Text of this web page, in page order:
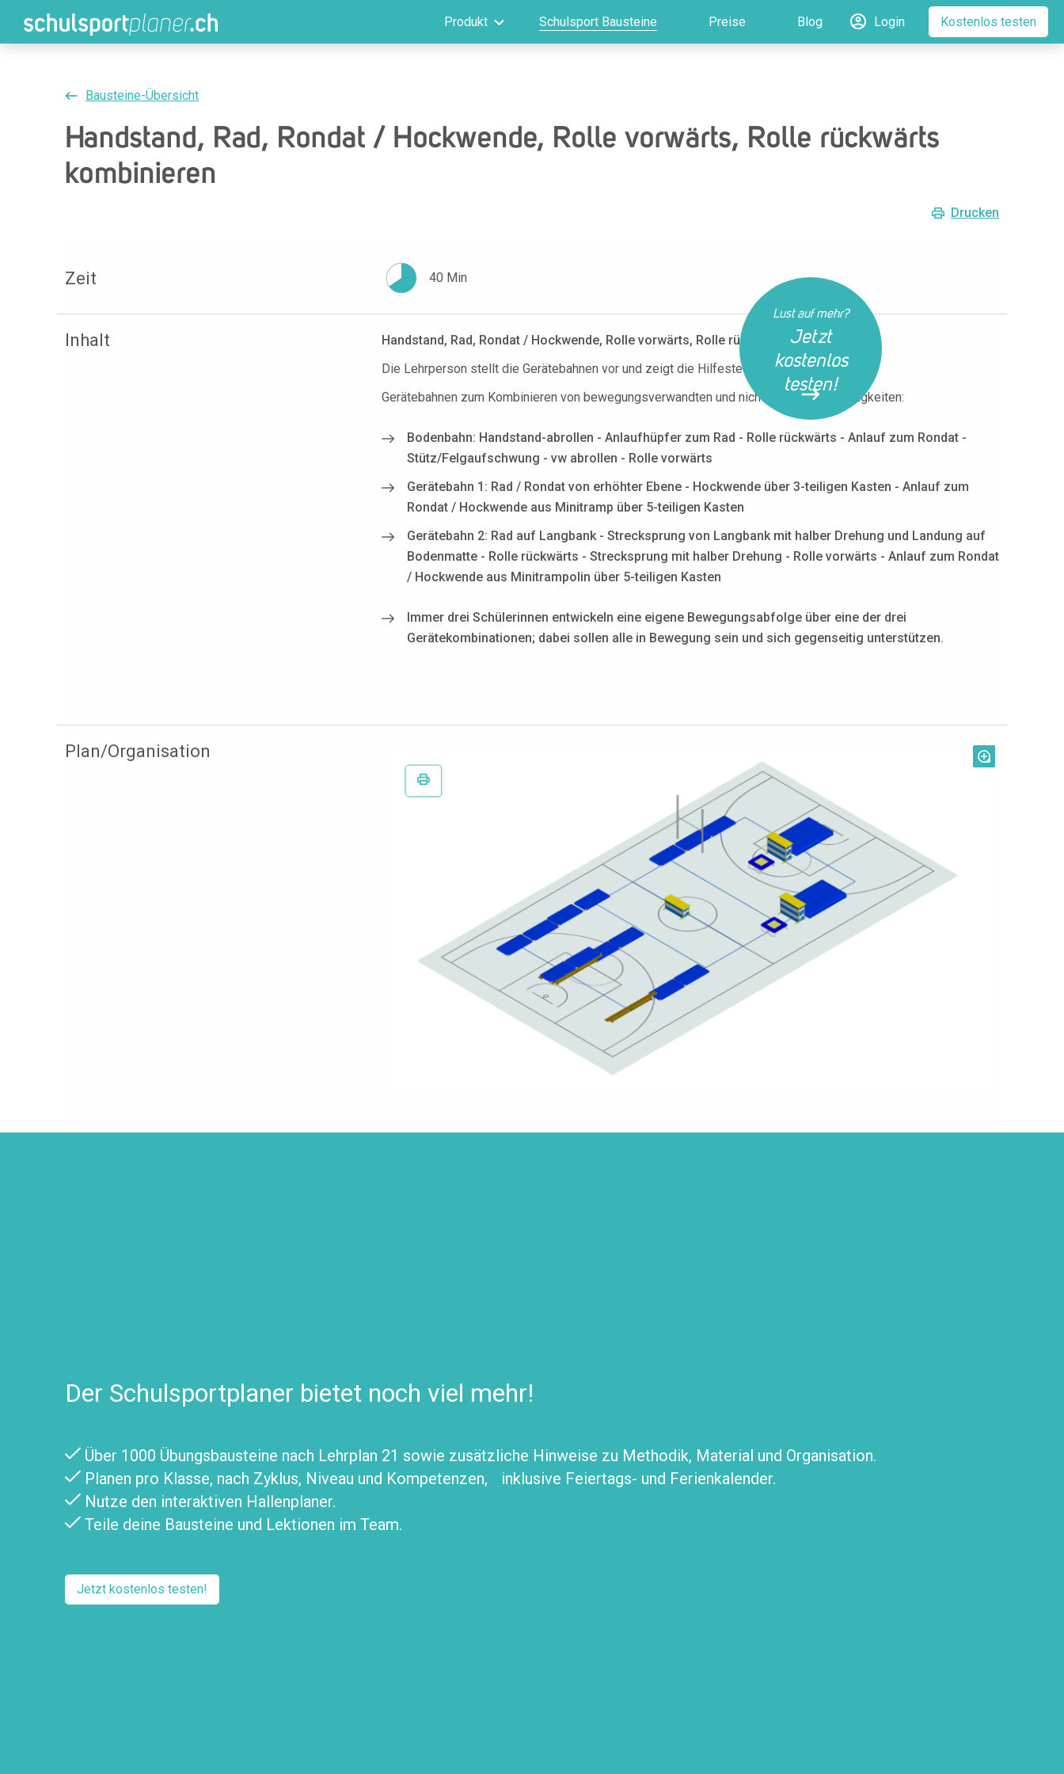
Produkt Schulsport Bausteine Preise Blog Login Kostenlos testen
Lust auf mehr?
Jetzt
kostenlos
testen!
Bausteine-Übersicht
Handstand, Rad, Rondat / Hockwende, Rolle vorwärts, Rolle rückwärts
kombinieren
Drucken
Zeit 40 Min
Inhalt
Handstand, Rad, Rondat / Hockwende, Rolle vorwärts, Rolle rückwärts kombinieren
Die Lehrperson stellt die Gerätebahnen vor und zeigt die Hilfestellung vor.
Gerätebahnen zum Kombinieren von bewegungsverwandten und nicht verwandten Fertigkeiten:
Bodenbahn: Handstand-abrollen - Anlaufhüpfer zum Rad - Rolle rückwärts - Anlauf zum Rondat -
Stütz/Felgaufschwung - vw abrollen - Rolle vorwärts
Gerätebahn 1: Rad / Rondat von erhöhter Ebene - Hockwende über 3-teiligen Kasten - Anlauf zum
Rondat / Hockwende aus Minitramp über 5-teiligen Kasten
Gerätebahn 2: Rad auf Langbank - Strecksprung von Langbank mit halber Drehung und Landung auf
Bodenmatte - Rolle rückwärts - Strecksprung mit halber Drehung - Rolle vorwärts - Anlauf zum Rondat
/ Hockwende aus Minitrampolin über 5-teiligen Kasten
Immer drei Schülerinnen entwickeln eine eigene Bewegungsabfolge über eine der drei
Gerätekombinationen; dabei sollen alle in Bewegung sein und sich gegenseitig unterstützen.
Plan/Organisation
Der Schulsportplaner bietet noch viel mehr!
Über 1000 Übungsbausteine nach Lehrplan 21 sowie zusätzliche Hinweise zu Methodik, Material und Organisation.
Planen pro Klasse, nach Zyklus, Niveau und Kompetenzen, inklusive Feiertags- und Ferienkalender.
Nutze den interaktiven Hallenplaner.
Teile deine Bausteine und Lektionen im Team.
Jetzt kostenlos testen!